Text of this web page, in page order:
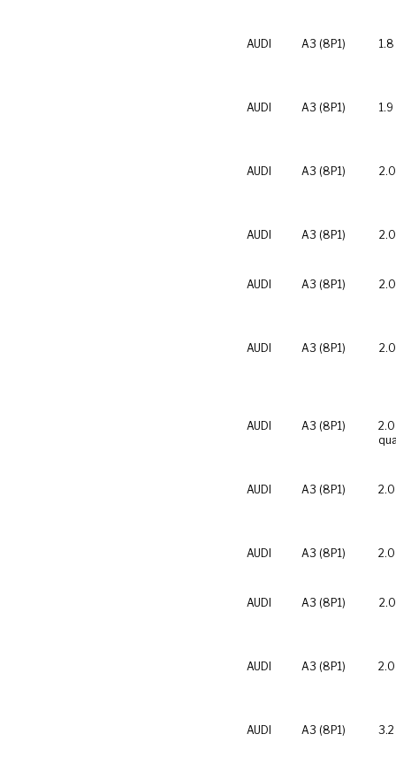
AUDI A3 (8P1) 1.8
AUDI A3 (8P1) 1.9
AUDI A3 (8P1)
AUDI A3 (8P1)
AUDI A3 (8P1)
AUDI A3 (8P1)
AUDI A3 (8P1)
2.0
AUDI A3 (8P1)
AUDI A3 (8P1)
AUDI A3 (8P1)
AUDI A3 (8P1)
AUDI A3 (8P1)